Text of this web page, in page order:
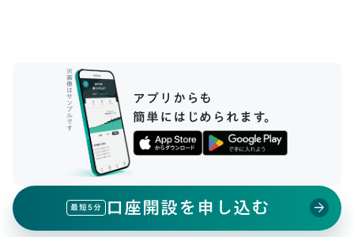
※
画
像
は
サ
ン
プ
ル
で
す
アプリからも
簡単にはじめられます。
最短5分 口座開設を申し込む arrow_forward